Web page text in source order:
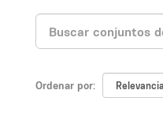
Ordenar por